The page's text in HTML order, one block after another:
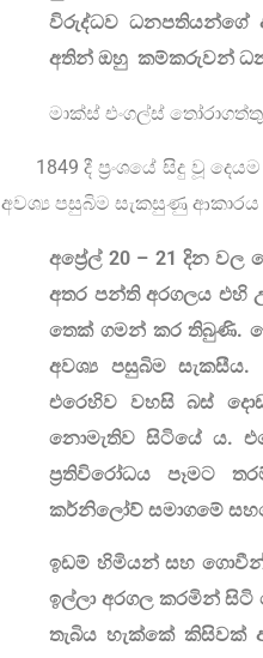
විරුද්ධව ධනපතියන්ගේ
අතින් ඔහු කම්කරුවන්
මාක්ස් එංගල්ස් තෝරාගත්තු
1849 දී ප්‍රංශයේ සිදු වූ
අවශ්‍ය පසුබිම සැකසුණු
අප්‍රේල් 20 – 21 දින
අතර පන්ති අරගලය එහි
තෙක් ගමන් කර තිබුණි.
අවශ්‍ය පසුබිම
එරෙහිව වහසි බස්
නොමැතිව සිටියේ ය.
ප්‍රතිවිරෝධය පෑමට
කර්නිලෝව් සමාගමේ
ඉඩම් හිමියන් සහ ගොවීන්
ඉල්ලා අරගල කරමින් සිටි
තැබිය හැක්කේ කිසිවක්